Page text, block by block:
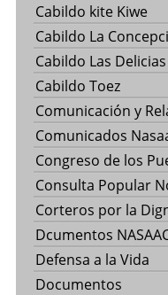
Cabildo kite Kiwe
Cabildo La
Cabildo Las Delicias
Cabildo Toez
Comunicación y
Comunicados
Congreso de los
Consulta Popular
Corteros por la
Dcumentos
Defensa a la Vida
Documentos